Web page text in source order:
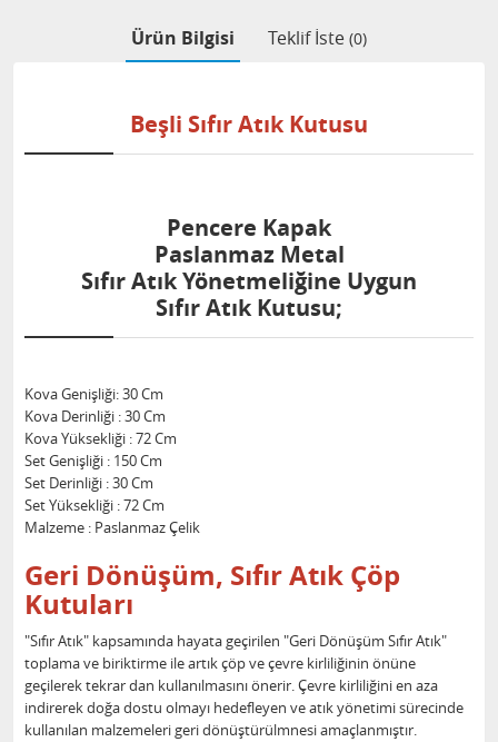
Ürün Bilgisi Teklif İste (0)
Beşli Sıfır Atık Kutusu
Pencere Kapak
Paslanmaz Metal
Sıfır Atık Yönetmeliğine Uygun
Sıfır Atık Kutusu;
Kova Genişliği: 30 Cm
Kova Derinliği : 30 Cm
Kova Yüksekliği : 72 Cm
Set Genişliği : 150 Cm
Set Derinliği : 30 Cm
Set Yüksekliği : 72 Cm
Malzeme : Paslanmaz Çelik
Geri Dönüşüm, Sıfır Atık Çöp
Kutuları
"Sıfır Atık" kapsamında hayata geçirilen "Geri Dönüşüm Sıfır Atık"
toplama ve biriktirme ile artık çöp ve çevre kirliliğinin önüne
geçilerek tekrar dan kullanılmasını önerir. Çevre kirliliğini en aza
indirerek doğa dostu olmayı hedefleyen ve atık yönetimi sürecinde
kullanılan malzemeleri geri dönüştürülmnesi amaçlanmıştır.